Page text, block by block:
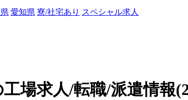
愛知県 寮/社宅あり スペシャル求人
場求人/転職/派遣情報